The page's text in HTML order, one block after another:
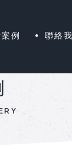
例 聯絡